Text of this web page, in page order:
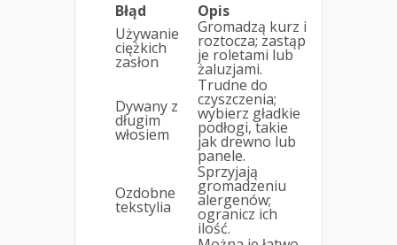
Błąd
Opis
Używanie
ciężkich
zasłon
Gromadzą kurz i
roztocza; zastąp
je roletami lub
żaluzjami.
Dywany z
długim
włosiem
Trudne do
czyszczenia;
wybierz gładkie
podłogi, takie
jak drewno lub
panele.
Ozdobne
tekstylia
Sprzyjają
gromadzeniu
alergenów;
ogranicz ich
ilość.